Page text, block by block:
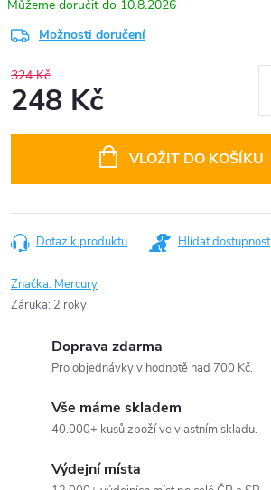
10.8.2026
Možnosti doručení
324 Kč
248 Kč
VLOŽIT DO KOŠÍKU
Dotaz k produktu Hlídat dostupnost
Značka: Mercury
Záruka: 2 roky
Doprava zdarma
Pro objednávky v hodnotě nad 700 Kč.
Vše máme skladem
40.000+ kusů zboží ve vlastním skladu.
Výdejní místa